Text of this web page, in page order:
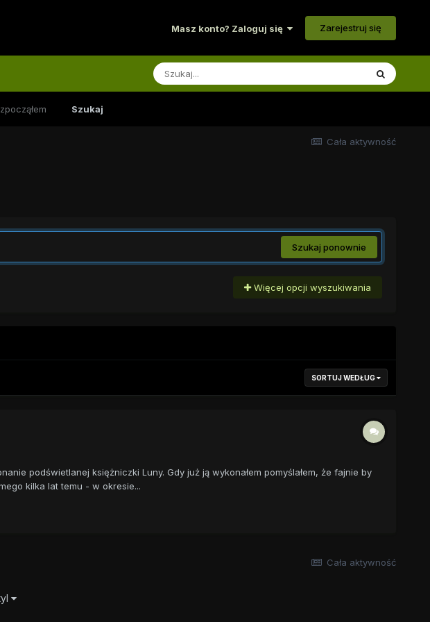
Masz konto? Zaloguj się Zarejestruj się
Szukaj
Cała aktywność
Szukaj ponownie
Więcej opcji wyszukiwania
SORTUJ WEDŁUG
podświetlanej księżniczki Luny. Gdy już ją wykonałem pomyślałem, że fajnie by
kilka lat temu - w okresie...
Cała aktywność